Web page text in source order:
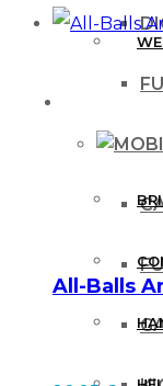
All-Balls